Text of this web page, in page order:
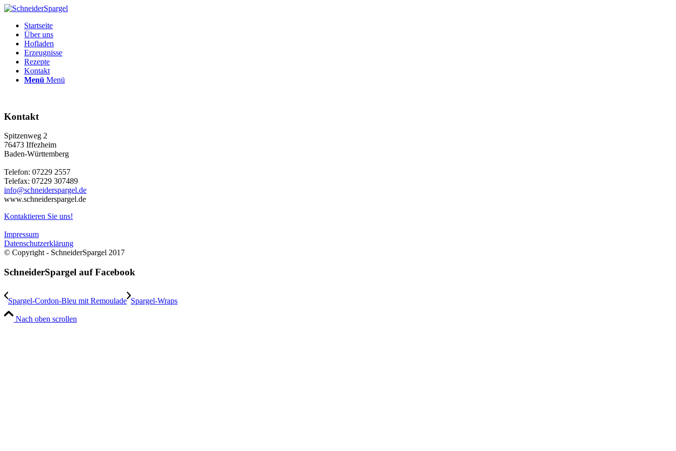
Startseite
Über uns
Hofladen
Erzeugnisse
Rezepte
Kontakt
Menü Menü
Kontakt
Spitzenweg 2
76473 Iffezheim
Baden-Württemberg
Telefon: 07229 2557
Telefax: 07229 307489
info@schneiderspargel.de
www.schneiderspargel.de
Kontaktieren Sie uns!
Impressum
Datenschutzerklärung
© Copyright - SchneiderSpargel 2017
SchneiderSpargel auf Facebook
Spargel-Cordon-Bleu mit Remoulade Spargel-Wraps
Nach oben scrollen